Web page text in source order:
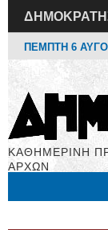
ΠΕΜΠΤΗ 6
ΚΑΘΗΜΕΡΙΝΗ
ΑΡΧΩΝ